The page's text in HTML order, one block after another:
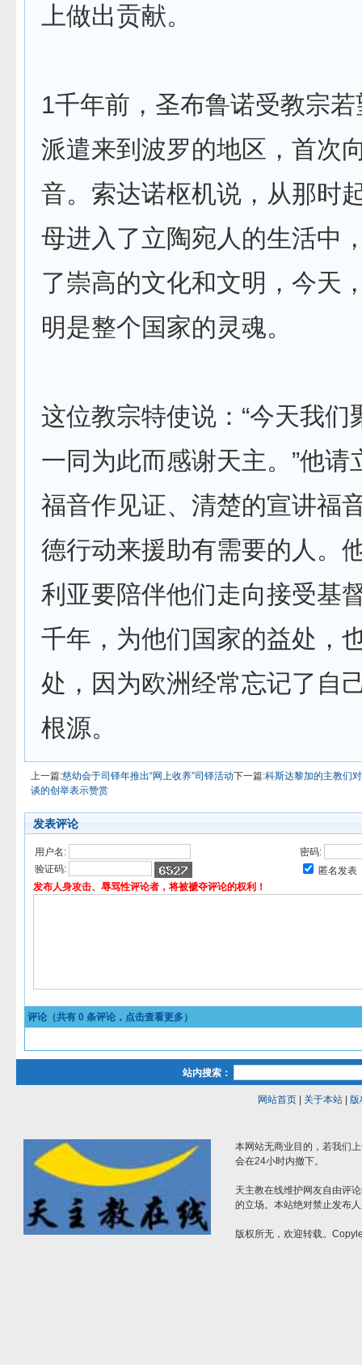
上做出贡献。
1千年前，圣布鲁诺受教宗
派遣来到波罗的地区，首次
音。索达诺枢机说，从那时
母进入了立陶宛人的生活中
了崇高的文化和文明，今天
明是整个国家的灵魂。
这位教宗特使说：“今天我们
一同为此而感谢天主。”他请
福音作见证、清楚的宣讲福
德行动来援助有需要的人。
利亚要陪伴他们走向接受基
千年，为他们国家的益处，
处，因为欧洲经常忘记了自
根源。
上一篇:慈幼会于司铎年推出“网上收养”司铎活动下一篇:科斯达黎加的主教们
谈的创举表示赞赏
发表评论
用户名:
密码:
验证码:
匿名发表
发布人身攻击、辱骂性评论者，将被褫夺评论的权利！
评论（共有 0 条评论，点击查看更多）
站内搜索：
网站首页| 关于本站| 版
本网站无商业目的，若我们
会在24小时内撤下。
天主教在线维护网友自由评
的立场。本站绝对禁止发布
版权所无，欢迎转载。